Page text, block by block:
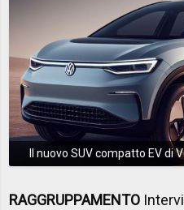
Il nuovo SUV compatto EV di
RAGGRUPPAMENTO